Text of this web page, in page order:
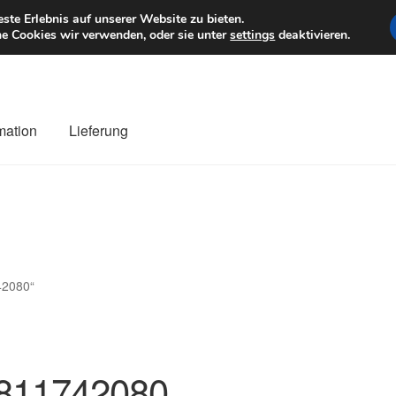
EUR Mo–Fr
Lieferung
Erlebnis auf unserer Website zu bieten.
Cookies wir verwenden, oder sie untersettings deaktivieren.